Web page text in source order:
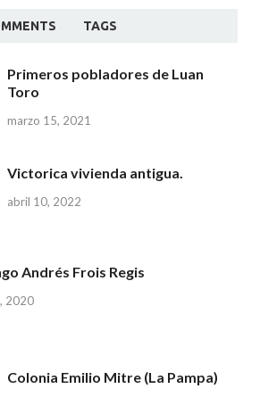
TAGS
Primeros pobladores de Luan
Toro
marzo 15, 2021
Victorica vivienda antigua.
abril 10, 2022
Andrés Frois Regis
2020
Colonia Emilio Mitre (La Pampa)